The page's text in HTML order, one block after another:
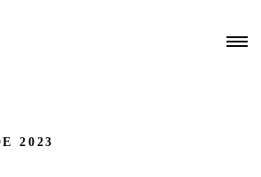
2023